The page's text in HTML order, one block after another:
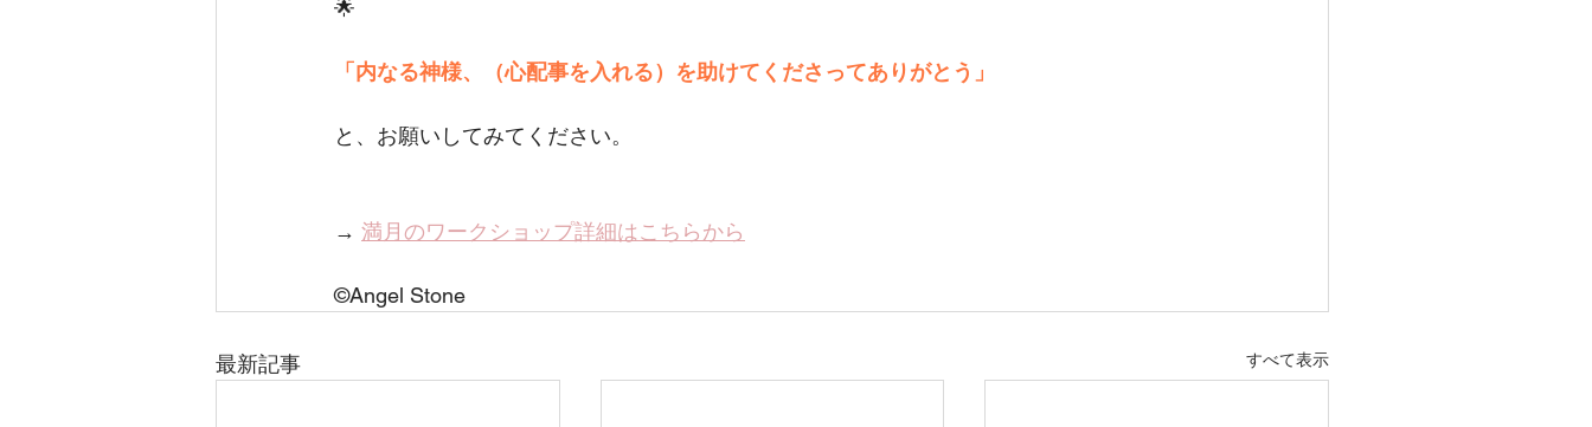
🌟
「内なる神様、（心配事を入れる）を助けてくださってありがとう」
と、お願いしてみてください。
→ 満月のワークショップ詳細はこちらから
©️Angel Stone
最新記事 すべて表示